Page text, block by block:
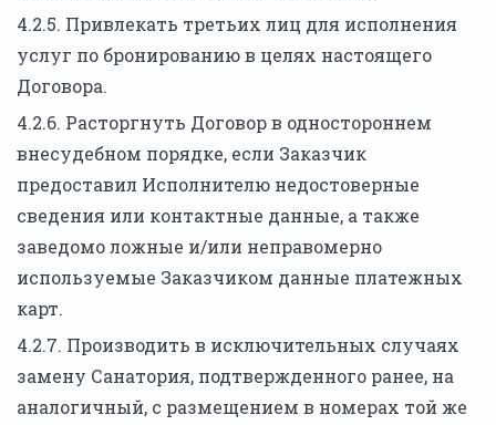
4.2.5. Привлекать третьих лиц для исполнения
услуг по бронированию в целях настоящего
Договора.
4.2.6. Расторгнуть Договор в одностороннем
внесудебном порядке, если Заказчик
предоставил Исполнителю недостоверные
сведения или контактные данные, а также
заведомо ложные и/или неправомерно
используемые Заказчиком данные платежных
карт.
4.2.7. Производить в исключительных случаях
замену Санатория, подтвержденного ранее, на
аналогичный, с размещением в номерах той же